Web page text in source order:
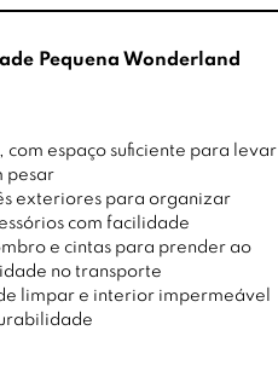
Pequena Wonderland
espaço suficiente para levar
pesar
exteriores para organizar
com facilidade
e cintas para prender ao
no transporte
limpar e interior impermeável